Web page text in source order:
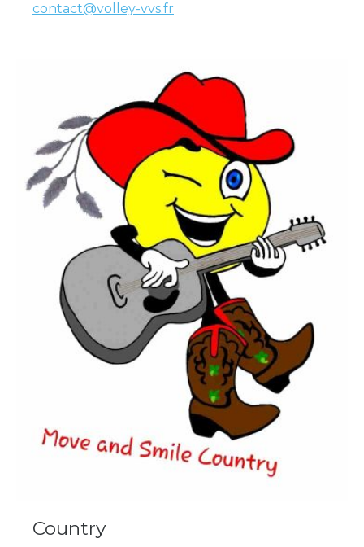
contact@volley-vvs.fr
Country